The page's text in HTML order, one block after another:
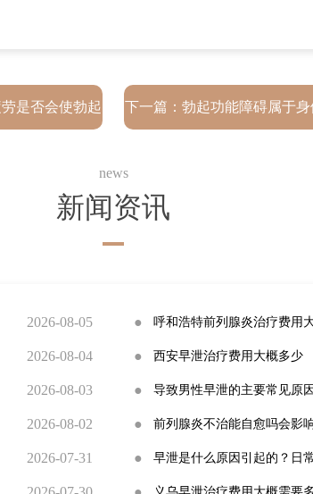
是否会使勃起 下一篇：勃起功能障碍属于
news
新闻资讯
2026-08-05
2026-08-04
2026-08-03
2026-08-02
2026-07-31
● 呼和浩特前列腺炎治疗费用
● 西安早泄治疗费用大概多少
● 导致男性早泄的主要常见原
● 前列腺炎不治能自愈吗会影
● 早泄是什么原因引起的？日